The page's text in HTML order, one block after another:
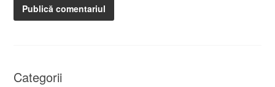
Categorii